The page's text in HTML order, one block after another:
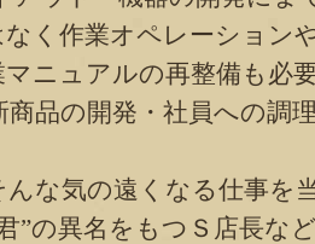
なく作業オペレーション
ニュアルの再整備も必
品の開発・社員への調
な気の遠くなる仕事を
”の異名をもつＳ店長な